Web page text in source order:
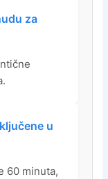
za
u
60 minuta,